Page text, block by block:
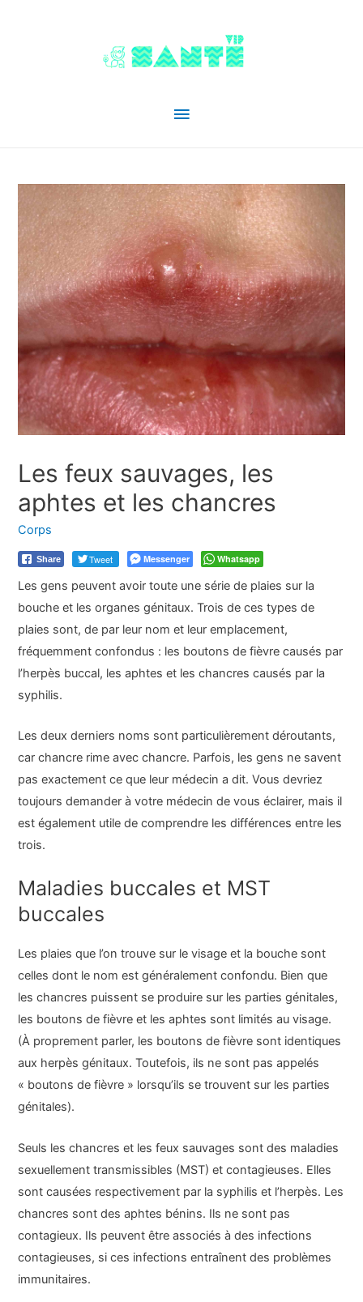
Menu
Les feux sauvages, les
aphtes et les chancres
Corps
Share Tweet Messenger Whatsapp
Les gens peuvent avoir toute une série de plaies sur la
bouche et les organes génitaux. Trois de ces types de
plaies sont, de par leur nom et leur emplacement,
fréquemment confondus : les boutons de fièvre causés par
l’herpès buccal, les aphtes et les chancres causés par la
syphilis.
Les deux derniers noms sont particulièrement déroutants,
car chancre rime avec chancre. Parfois, les gens ne savent
pas exactement ce que leur médecin a dit. Vous devriez
toujours demander à votre médecin de vous éclairer, mais il
est également utile de comprendre les différences entre les
trois.
Maladies buccales et MST
buccales
Les plaies que l’on trouve sur le visage et la bouche sont
celles dont le nom est généralement confondu. Bien que
les chancres puissent se produire sur les parties génitales,
les boutons de fièvre et les aphtes sont limités au visage.
(À proprement parler, les boutons de fièvre sont identiques
aux herpès génitaux. Toutefois, ils ne sont pas appelés
« boutons de fièvre » lorsqu’ils se trouvent sur les parties
génitales).
Seuls les chancres et les feux sauvages sont des maladies
sexuellement transmissibles (MST) et contagieuses. Elles
sont causées respectivement par la syphilis et l’herpès. Les
chancres sont des aphtes bénins. Ils ne sont pas
contagieux. Ils peuvent être associés à des infections
contagieuses, si ces infections entraînent des problèmes
immunitaires.